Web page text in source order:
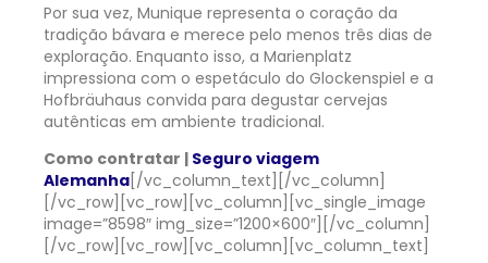
Por sua vez, Munique representa o coração da
tradição bávara e merece pelo menos três dias de
exploração. Enquanto isso, a Marienplatz
impressiona com o espetáculo do Glockenspiel e a
Hofbräuhaus convida para degustar cervejas
autênticas em ambiente tradicional.
Como contratar | Seguro viagem
Alemanha[/vc_column_text][/vc_column]
[/vc_row][vc_row][vc_column][vc_single_image
image=”8598″ img_size=”1200×600″][/vc_column]
[/vc_row][vc_row][vc_column][vc_column_text]